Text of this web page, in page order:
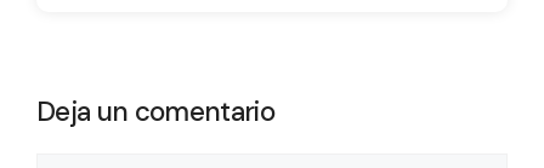
Deja un comentario